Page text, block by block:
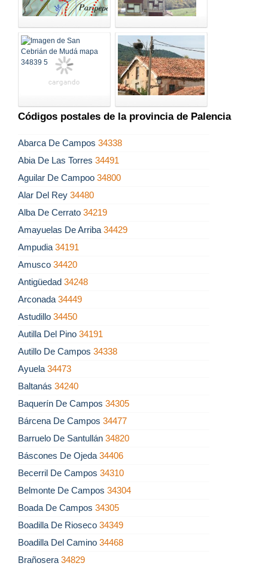
Códigos postales de la provincia de Palencia
Abarca De Campos 34338
Abia De Las Torres 34491
Aguilar De Campoo 34800
Alar Del Rey 34480
Alba De Cerrato 34219
Amayuelas De Arriba 34429
Ampudia 34191
Amusco 34420
Antigüedad 34248
Arconada 34449
Astudillo 34450
Autilla Del Pino 34191
Autillo De Campos 34338
Ayuela 34473
Baltanás 34240
Baquerín De Campos 34305
Bárcena De Campos 34477
Barruelo De Santullán 34820
Báscones De Ojeda 34406
Becerril De Campos 34310
Belmonte De Campos 34304
Boada De Campos 34305
Boadilla De Rioseco 34349
Boadilla Del Camino 34468
Brañosera 34829